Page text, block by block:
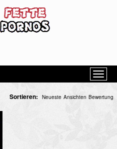
Sortieren: Neueste Ansichten Bewertung